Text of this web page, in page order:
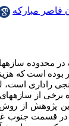
قاصر مبارکه
در محدوده سازه
بوده است که
راداری است،
برخی از سازه
پژوهش از روش